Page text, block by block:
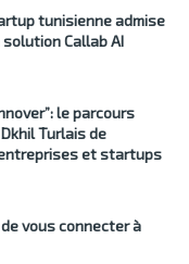
tunisienne admise
solution Callab AI
le parcours
Turlais de
et startups
vous connecter à